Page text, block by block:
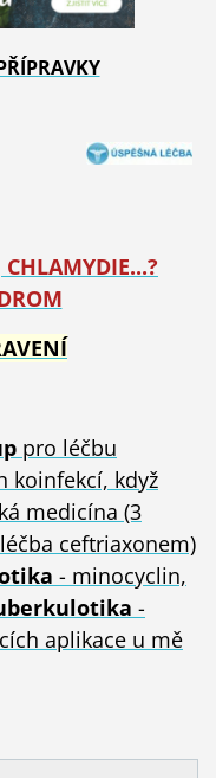
pro léčbu
koinfekcí, když
medicína (3
ceftriaxonem)
- minocyclin,
-
aplikace u mě